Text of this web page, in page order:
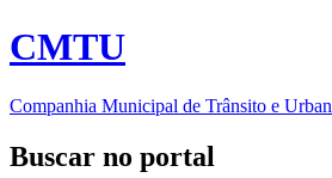
CMTU
Companhia Municipal de Trânsito e
Buscar no portal